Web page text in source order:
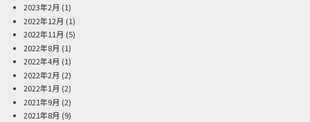
2023年2月 (1)
2022年12月 (1)
2022年11月 (5)
2022年8月 (1)
2022年4月 (1)
2022年2月 (2)
2022年1月 (2)
2021年9月 (2)
2021年8月 (9)